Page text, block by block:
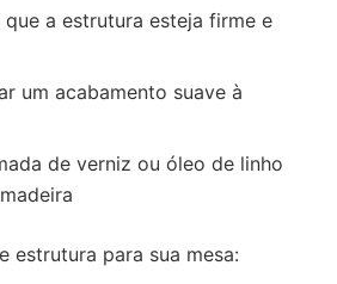
a estrutura esteja firme e
um acabamento suave à
de verniz ou óleo de linho
estrutura para sua mesa: